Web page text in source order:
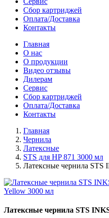
Сбор картриджей
Оплата/Доставка
Контакты
Главная
О нас
О продукции
Видео отзывы
Дилерам
Сервис
Сбор картриджей
Оплата/Доставка
Контакты
Главная
Чернила
Латексные
STS для HP 871 3000 мл
Латексные чернила STS
Латексные чернила STS